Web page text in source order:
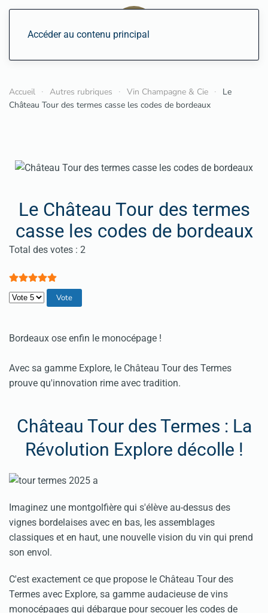
Accéder au contenu principal
Accueil Autres rubriques Vin Champagne & Cie
Le
Château Tour des termes casse les codes de bordeaux
Le Château Tour des termes
casse les codes de bordeaux
Vote utilisateur:5/
Total des votes : 2
Veuillez voter
Bordeaux ose enfin le monocépage !
Avec sa gamme Explore, le Château Tour des Termes
prouve qu'innovation rime avec tradition.
Château Tour des Termes : La
Révolution Explore décolle !
Imaginez une montgolfière qui s'élève au-dessus des
vignes bordelaises avec en bas, les assemblages
classiques et en haut, une nouvelle vision du vin qui prend
son envol.
C'est exactement ce que propose le Château Tour des
Termes avec Explore, sa gamme audacieuse de vins
monocépages qui débarque pour secouer les codes de